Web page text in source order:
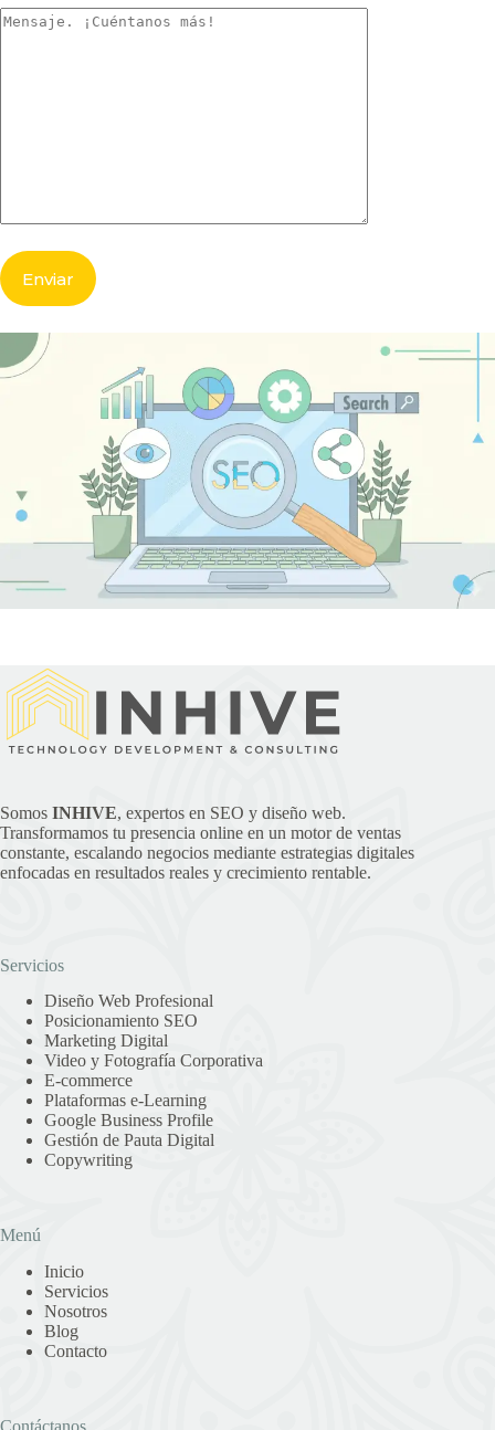
Somos INHIVE, expertos en SEO y diseño web.
Transformamos tu presencia online en un motor de ventas
constante, escalando negocios mediante estrategias digitales
enfocadas en resultados reales y crecimiento rentable.
Servicios
Diseño Web Profesional
Posicionamiento SEO
Marketing Digital
Video y Fotografía Corporativa
E-commerce
Plataformas e-Learning
Google Business Profile
Gestión de Pauta Digital
Copywriting
Menú
Inicio
Servicios
Nosotros
Blog
Contacto